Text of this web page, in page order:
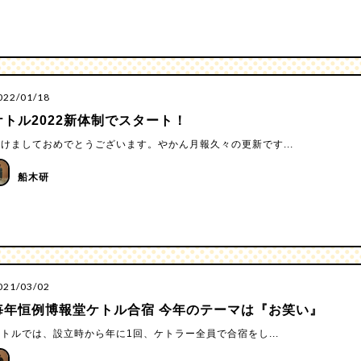
01/18
トル2022新体制でスタート！
ましておめでとうございます。やかん月報久々の更新です...
船木研
03/02
年恒例博報堂ケトル合宿 今年のテーマは『お笑い』
ルでは、設立時から年に1回、ケトラー全員で合宿をし...